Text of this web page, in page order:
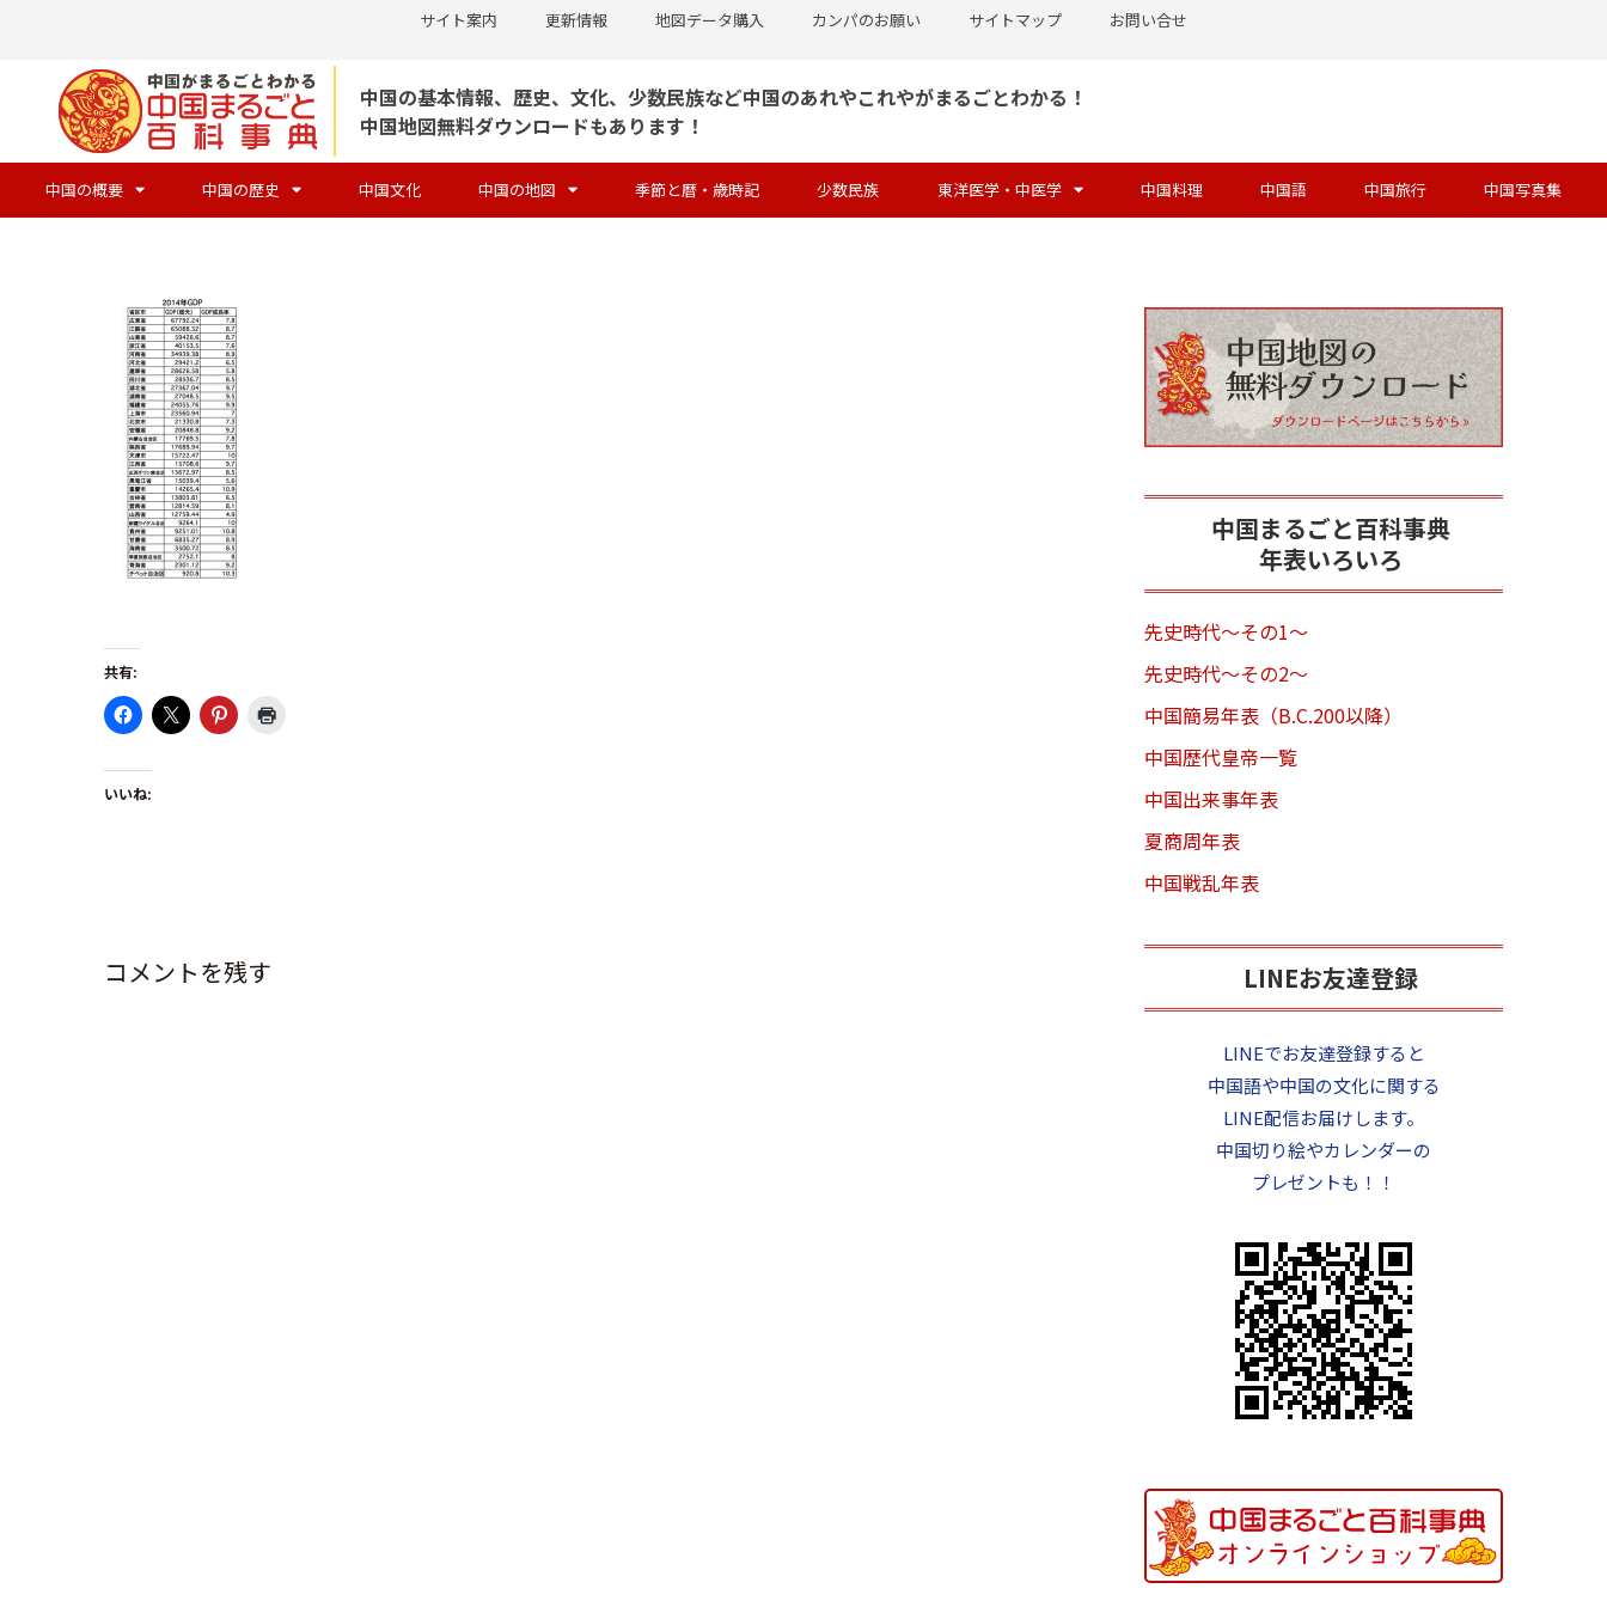
ン
サイト案内 更新情報 地図データ購入 カンパのお願い サイトマップ お問い合せ
中国の基本情報、歴史、文化、少数民族など中国のあれやこれやがまるごとわかる！
中国地図無料ダウンロードもあります！
中国の概要 中国の歴史 中国文化 中国の地図 季節と暦・歳時記 少数民族 東洋医学・中医学 中国料理 中国語 中国旅行 中国写真集
共有:
いいね:
コメントを残す
中国まるごと百科事典
年表いろいろ
先史時代～その1～
先史時代～その2～
中国簡易年表（B.C.200以降）
中国歴代皇帝一覧
中国出来事年表
夏商周年表
中国戦乱年表
LINEお友達登録
LINEでお友達登録すると
中国語や中国の文化に関する
LINE配信お届けします。
中国切り絵やカレンダーの
プレゼントも！！